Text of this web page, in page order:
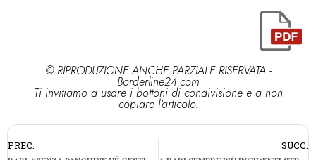
© RIPRODUZIONE ANCHE PARZIALE RISERVATA -
Borderline24.com
Ti invitiamo a usare i bottoni di condivisione e a non
copiare l'articolo.
PREC.
SUCC.